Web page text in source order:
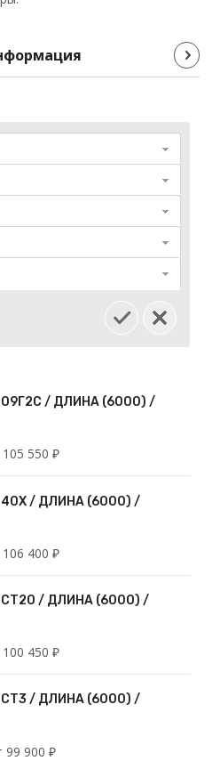
/ ДЛИНА (6000) /
550 ₽
/ ДЛИНА (6000) /
400 ₽
/ ДЛИНА (6000) /
450 ₽
/ ДЛИНА (6000) /
99 900 ₽